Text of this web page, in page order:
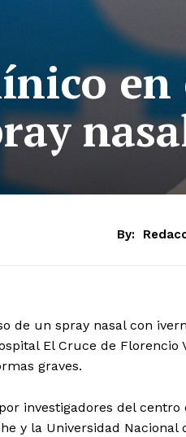
By:
de un spray nasal con
El Cruce de
graves.
investigadores del
y la Universidad Nacional